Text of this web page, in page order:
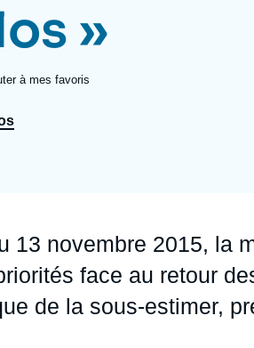
Ramses
Europe
»
à mes favoris
13 novembre 2015, la
face au retour
de la sous-estimer,